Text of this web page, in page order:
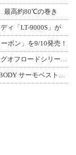
最高約80℃の巻き
ィ「LT-9000S」が
ボン」を9/10発売！
クシタニのモトクロス用ウェア「ムーブレーシングオフロードシリーズ」3アイテムが登
UVカット・遮光性能をアップ！ LINKS が「冷暖BODY サーモベスト」改良